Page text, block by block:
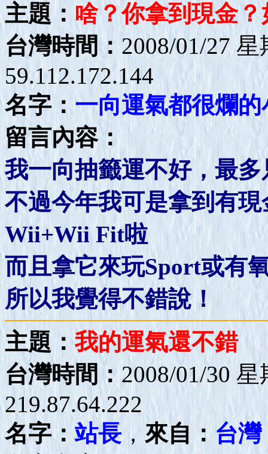
主題： 啥？你拿到現金
台灣時間： 2008/01/27
59.112.172.144
名字：一向運氣都很爛的
留言內容：
我一向抽籤運不好，最
不過今年我可是拿到有
Wii+Wii Fit啦
而且拿它來玩Sport或有
所以我覺得不錯說！
主題：我的運氣還不錯
台灣時間：2008/01/30
219.87.64.222
名字：站長， 來自： 台灣